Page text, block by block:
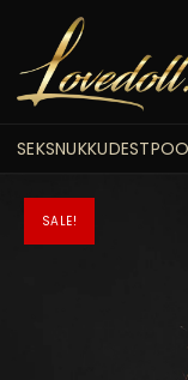
SEKSNUKKUDEST
SALE!